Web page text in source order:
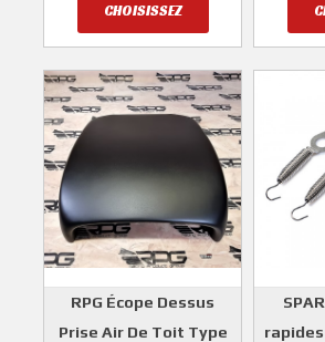
CHOISISSEZ
RPG Écope Dessus
Prise Air De Toit Type